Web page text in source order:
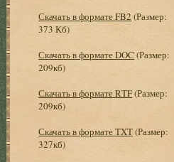
Скачать в формате FB2 (Размер:
373 Кб)
Скачать в формате DOC (Размер:
209кб)
Скачать в формате RTF(Размер:
209кб)
Скачать в формате TXT(Размер:
327кб)